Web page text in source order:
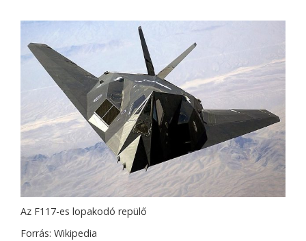
Az F117-es lopakodó repülő
Forrás: Wikipedia